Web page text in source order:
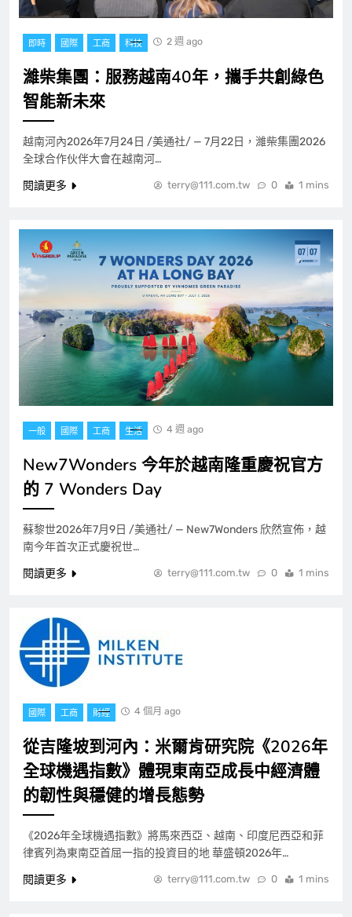
即時 國際 工商 科技 2 週 ago
濰柴集團：服務越南40年，攜手共創綠色
智能新未來
越南河內2026年7月24日 /美通社/ — 7月22日，濰柴集團2026
全球合作伙伴大會在越南河…
閱讀更多
terry@111.com.tw 0 1 mins
一般 國際 工商 生活 4 週 ago
New7Wonders 今年於越南隆重慶祝官方
的 7 Wonders Day
蘇黎世2026年7月9日 /美通社/ — New7Wonders 欣然宣佈，越
南今年首次正式慶祝世…
閱讀更多
terry@111.com.tw 0 1 mins
國際 工商 財經 4 個月 ago
從吉隆坡到河內：米爾肯研究院《2026年
全球機遇指數》體現東南亞成長中經濟體
的韌性與穩健的增長態勢
《2026年全球機遇指數》將馬來西亞、越南、印度尼西亞和菲
律賓列為東南亞首屈一指的投資目的地 華盛頓2026年…
閱讀更多
terry@111.com.tw 0 1 mins